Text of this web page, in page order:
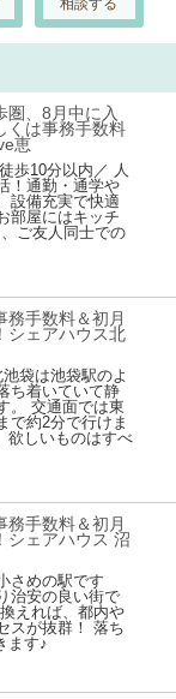
相談する
圏、8月中に入
くは事務手数料
恵
歩10分以内／ 人
！通勤・通学や
設備充実で快適
部屋にはキッチ
ご友人同士での
務手数料＆初月
シェアハウス北
袋は池袋駅のよ
ち着いていて静
。 交通面では東
で約2分で行けま
欲しいものはすべ
務手数料＆初月
シェアハウス 沼
さめの駅です
治安の良い街で
えれば、都内や
スが抜群！ 落ち
ます♪